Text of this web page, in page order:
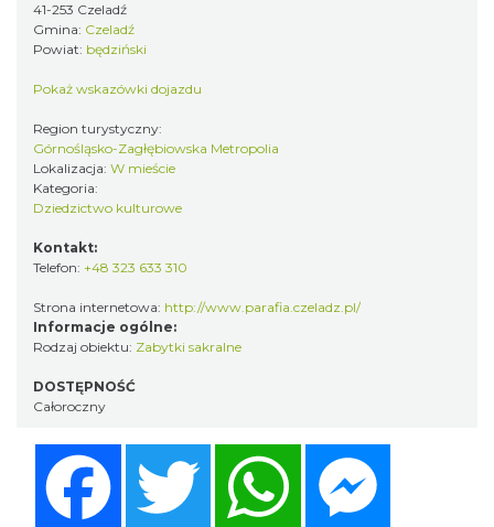
41-253 Czeladź
Gmina: Czeladź
Powiat: będziński
Pokaż wskazówki dojazdu
Region turystyczny:
Górnośląsko-Zagłębiowska Metropolia
Lokalizacja: W mieście
Kategoria:
Dziedzictwo kulturowe
Kontakt:
Telefon: +48 323 633 310
Strona internetowa: http://www.parafia.czeladz.pl/
Informacje ogólne:
Rodzaj obiektu: Zabytki sakralne
DOSTĘPNOŚĆ
Całoroczny
Twitter WhatsApp